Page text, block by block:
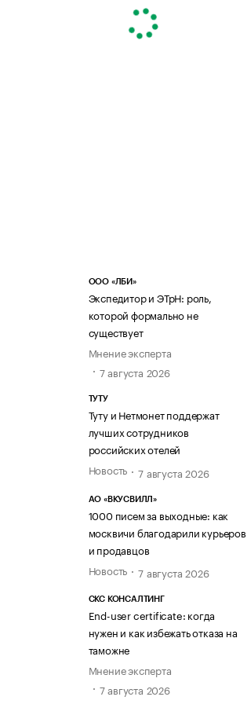
ООО «ЛБИ»
Экспедитор и ЭТрН: роль,
которой формально не
существует
Мнение эксперта
7 августа 2026
ТУТУ
Туту и Нетмонет поддержат
лучших сотрудников
российских отелей
Новость
7 августа 2026
АО «ВКУСВИЛЛ»
1000 писем за выходные: как
москвичи благодарили курьеров
и продавцов
Новость
7 августа 2026
СКС КОНСАЛТИНГ
End-user certificate: когда
нужен и как избежать отказа на
таможне
Мнение эксперта
7 августа 2026